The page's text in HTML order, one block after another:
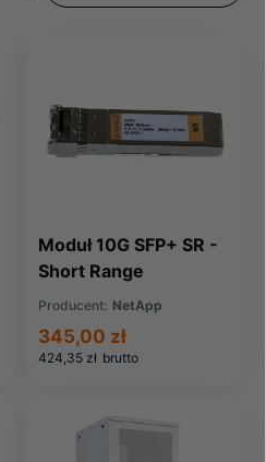
Moduł 10G SFP+ SR -
Short Range
Producent: NetApp
424,35 zł brutto
345,00 zł